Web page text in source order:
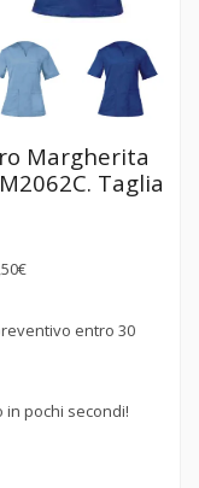
Margherita
Taglia
entro 30
pochi secondi!